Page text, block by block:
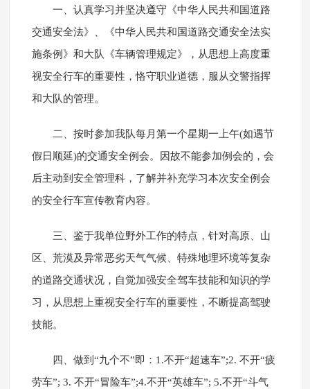
一、认真学习并坚决遵守《中华人民共和国道路
交通安全法》、《中华人民共和国道路交通安全法实
施条例》和大队《车辆管理规定》，从思想上高度重
视安全行车的重要性，恪守职业道德，服从交警指挥
和大队的管理。
二、按时参加我队每月第一个星期一上午(如遇节
假日顺延)的交通安全例会。因故不能参加例会的，会
后主动到安全管理科，了解并补充学习本次安全例会
的安全行车宣传教育内容。
三、鉴于我单位野外工作的特点，针对高原、山
区、荒漠及异常恶劣天气气候、特殊地理环境等复杂
的道路交通状况，自觉加强安全驾车技能和知识的学
习，从思想上重视安全行车的重要性，不断提高驾驶
技能。
四、做到“九个不”即：1.不开“超速车”;2. 不开“疲
劳车”; 3. 不开“冒险车”;4.不开“英雄车”; 5.不开“斗气